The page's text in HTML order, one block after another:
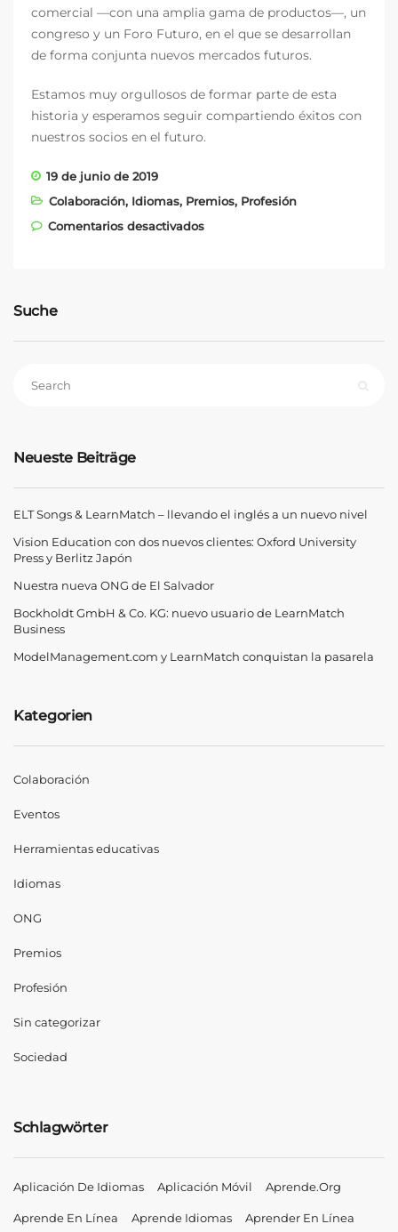
comercial —con una amplia gama de productos—, un
congreso y un Foro Futuro, en el que se desarrollan
de forma conjunta nuevos mercados futuros.
Estamos muy orgullosos de formar parte de esta
historia y esperamos seguir compartiendo éxitos con
nuestros socios en el futuro.
19 de junio de 2019
Colaboración, Idiomas, Premios, Profesión
Comentarios desactivadosen fleoo.net gana Bus2Bus
Suche
Neueste Beiträge
ELT Songs & LearnMatch – llevando el inglés a un nuevo nivel
Vision Education con dos nuevos clientes: Oxford University
Press y Berlitz Japón
Nuestra nueva ONG de El Salvador
Bockholdt GmbH & Co. KG: nuevo usuario de LearnMatch
Business
ModelManagement.com y LearnMatch conquistan la pasarela
Kategorien
Colaboración
Eventos
Herramientas educativas
Idiomas
ONG
Premios
Profesión
Sin categorizar
Sociedad
Schlagwörter
Aplicación De Idiomas Aplicación Móvil Aprende.org
Aprende En Línea Aprende Idiomas Aprender En Línea